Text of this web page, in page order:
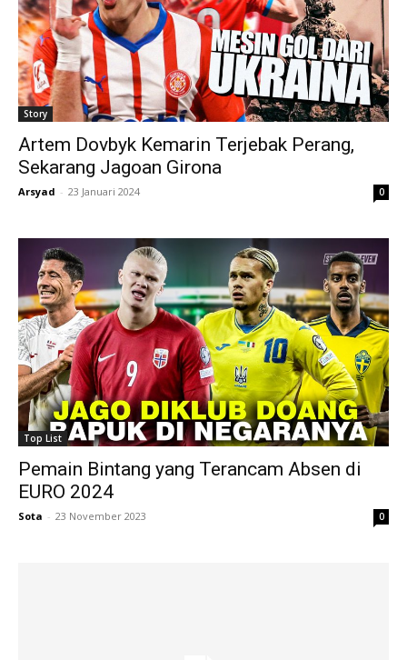
Story
Artem Dovbyk Kemarin Terjebak Perang,
Sekarang Jagoan Girona
Arsyad - 23 Januari 2024 0
Top List
Pemain Bintang yang Terancam Absen di
EURO 2024
Sota - 23 November 2023 0